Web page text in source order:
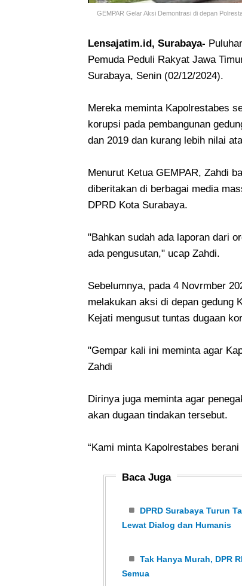
GEMPAR Gelar Aksi Demontrasi di depan
Lensajatim.id, Surabaya-
Pemuda Peduli Rakyat Jawa
Surabaya, Senin (02/12/2024).
Mereka meminta Kapolrestabes
korupsi pada pembangunan
dan 2019 dan kurang lebih nilai
Menurut Ketua GEMPAR, Zahdi
diberitakan di berbagai media
DPRD Kota Surabaya.
"Bahkan sudah ada laporan dari
ada pengusutan," ucap Zahdi.
Sebelumnya, pada 4 Novrmber
melakukan aksi di depan gedung
Kejati mengusut tuntas dugaan
"Gempar kali ini meminta agar
Zahdi
Dirinya juga meminta agar
akan dugaan tindakan tersebut.
“Kami minta Kapolrestabes
Baca Juga
DPRD Surabaya Turun
Lewat Dialog dan Humanis
Tak Hanya Murah, DPR
Semua